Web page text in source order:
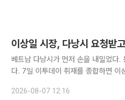
이상일 시장, 다낭시 요청받
베트남 다낭시가 먼저 손을 내밀었다
다. 7일 이투데이 취재를 종합하면 이상일 용인특례시장은 6일 오후 현지시간 응우옌딘빈 다낭시
례시의 주민자치제도 운영 현황과 경
2026-08-07 12:16